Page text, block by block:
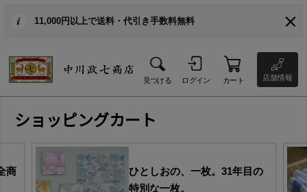
11,000円以上で送料・代引き手数料無料
見つける ログイン カート 店舗情報
ショッピングカート
商
ひとしおの、一枚。31年目の
特別な一枚。